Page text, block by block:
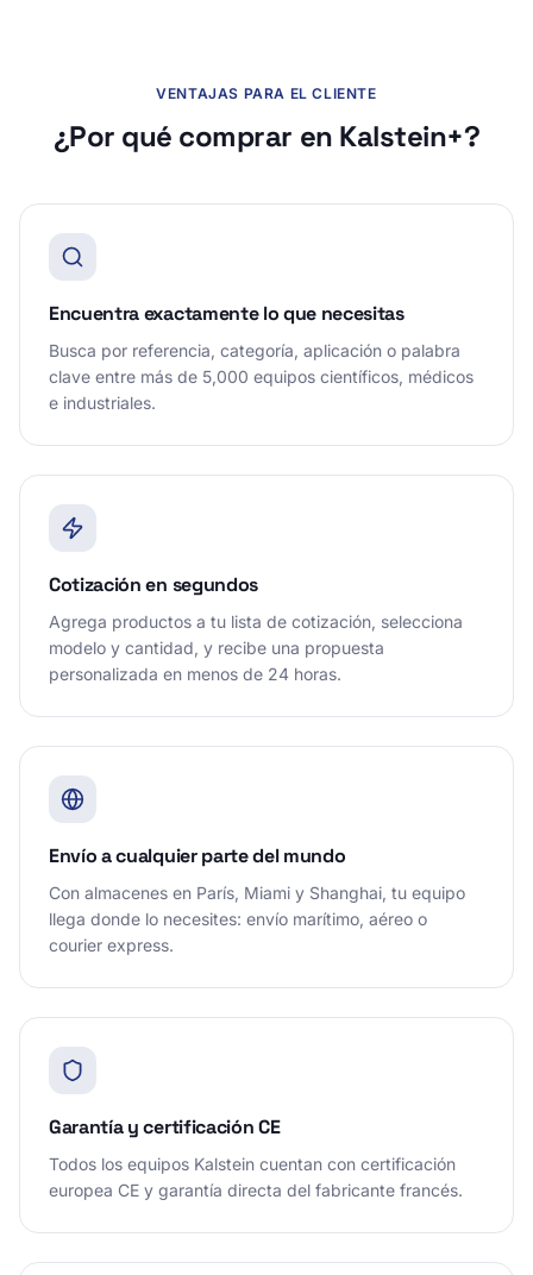
VENTAJAS PARA EL CLIENTE
¿Por qué comprar en Kalstein+?
Encuentra exactamente lo que necesitas
Busca por referencia, categoría, aplicación o palabra
clave entre más de 5,000 equipos científicos, médicos
e industriales.
Cotización en segundos
Agrega productos a tu lista de cotización, selecciona
modelo y cantidad, y recibe una propuesta
personalizada en menos de 24 horas.
Envío a cualquier parte del mundo
Con almacenes en París, Miami y Shanghai, tu equipo
llega donde lo necesites: envío marítimo, aéreo o
courier express.
Garantía y certificación CE
Todos los equipos Kalstein cuentan con certificación
europea CE y garantía directa del fabricante francés.